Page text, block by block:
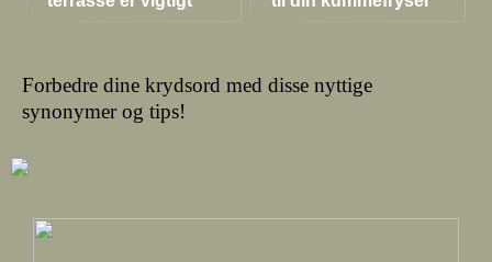
Forbedre dine krydsord med disse nyttige
synonymer og tips!